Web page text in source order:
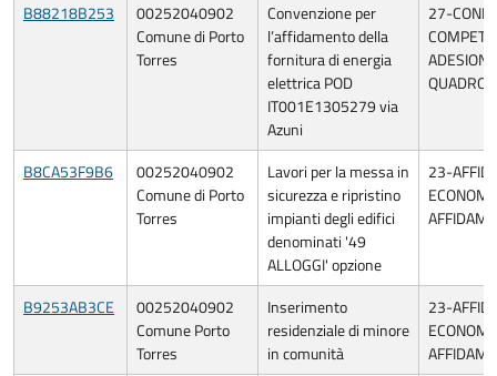
B88218B253
00252040902
Comune di Porto
Torres
Convenzione per
l’affidamento della
fornitura di energia
elettrica POD
IT001E1305279 via
Azuni
27-
QUADRO/
B8CA53F9B6
00252040902
Comune di Porto
Torres
Lavori per la messa in
sicurezza e ripristino
impianti degli edifici
denominati '49
ALLOGGI' opzione
23-
B9253AB3CE
00252040902
Comune Porto
Torres
Inserimento
residenziale di minore
in comunità
23-